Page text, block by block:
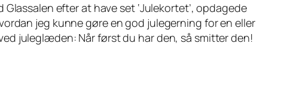
Glassalen efter at have set ‘Julekortet’, opdagede
jeg kunne gøre en god julegerning for en eller
juleglæden: Når først du har den, så smitter den!